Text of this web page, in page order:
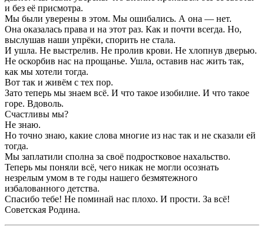
и без её присмотра.
Мы были уверены в этом. Мы ошибались. А она — нет.
Она оказалась права и на этот раз. Как и почти всегда. Но,
выслушав наши упрёки, спорить не стала.
И ушла. Не выстрелив. Не пролив крови. Не хлопнув дверью.
Не оскорбив нас на прощанье. Ушла, оставив нас жить так,
как мы хотели тогда.
Вот так и живём с тех пор.
Зато теперь мы знаем всё. И что такое изобилие. И что такое
горе. Вдоволь.
Счастливы мы?
Не знаю.
Но точно знаю, какие слова многие из нас так и не сказали ей
тогда.
Мы заплатили сполна за своё подростковое нахальство.
Теперь мы поняли всё, чего никак не могли осознать
незрелым умом в те годы нашего безмятежного
избалованного детства.
Спасибо тебе! Не поминай нас плохо. И прости. За всё!
Советская Родина.